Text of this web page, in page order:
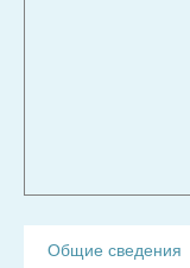
Общие сведения